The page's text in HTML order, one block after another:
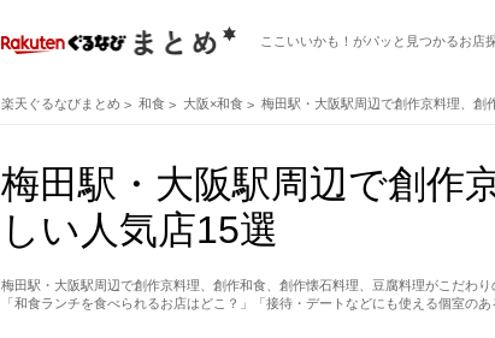
ここいいかも！がパッと見つかるお店
楽天ぐるなびまとめ 和食 大阪×和食 梅田駅・大阪駅周辺で創作京料理、創
梅田駅・大阪駅周辺で創作
しい人気店15選
梅田駅・大阪駅周辺で創作京料理、創作和食、創作懐石料理、豆腐料理がこだわ
「和食ランチを食べられるお店はどこ？」「接待・デートなどにも使える個室の